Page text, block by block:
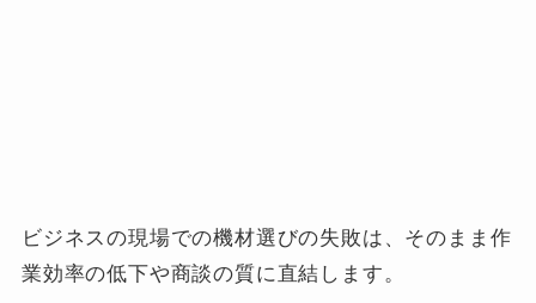
ビジネスの現場での機材選びの失敗は、そのまま作
業効率の低下や商談の質に直結します。